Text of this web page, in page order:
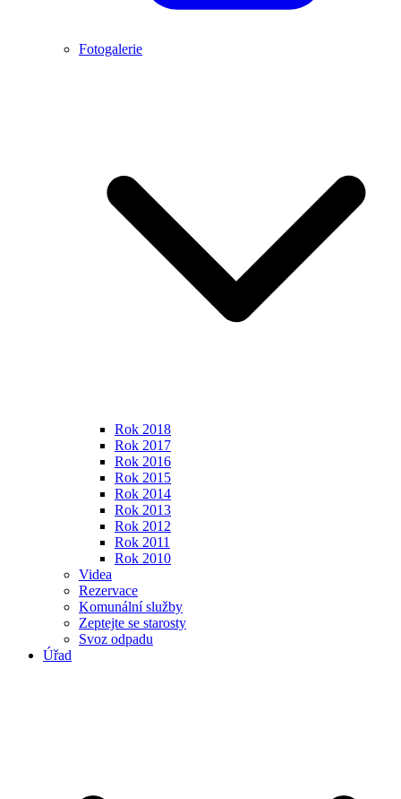
Fotogalerie
Rok 2018
Rok 2017
Rok 2016
Rok 2015
Rok 2014
Rok 2013
Rok 2012
Rok 2011
Rok 2010
Videa
Rezervace
Komunální služby
Zeptejte se starosty
Svoz odpadu
Úřad